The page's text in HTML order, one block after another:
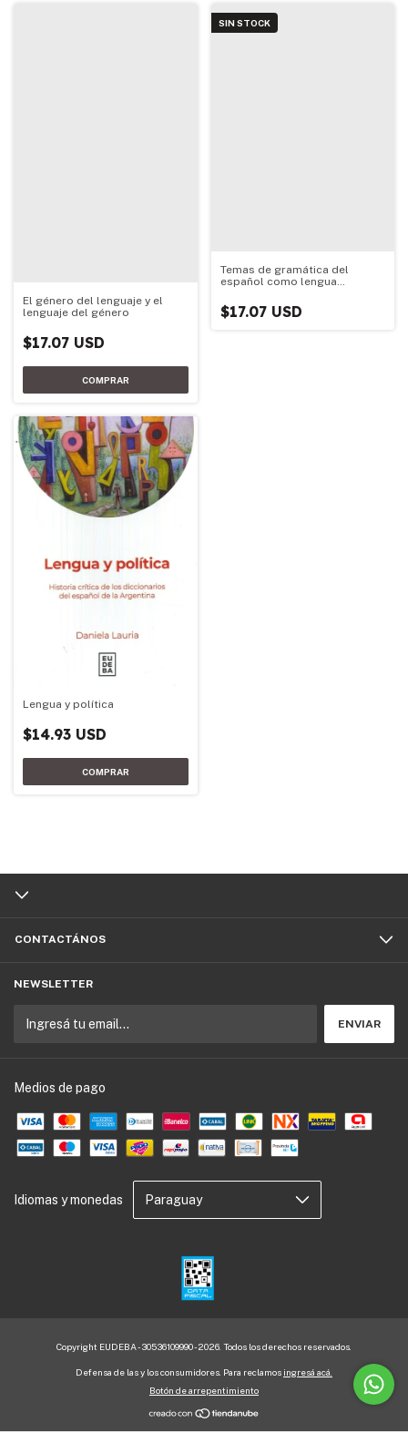
El género del lenguaje y el
lenguaje del género
$17.07 USD
SIN STOCK
Temas de gramática del
español como lengua
$17.07 USD
Lengua y política
$14.93 USD
CONTACTÁNOS
NEWSLETTER
Medios de pago
Idiomas y monedas
Copyright EUDEBA - 30536109990 - 2026. Todos los derechos reservados.
Defensa de las y los consumidores. Para reclamos ingresá acá.
Botón de arrepentimiento